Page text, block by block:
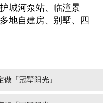
城河泵站、临潼景
地自建房、别墅、四
「冠墅阳光」